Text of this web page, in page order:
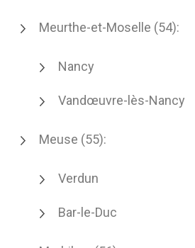
Meurthe-et-Moselle (54):
Nancy
Vandœuvre-lès-Nancy
Meuse (55):
Verdun
Bar-le-Duc